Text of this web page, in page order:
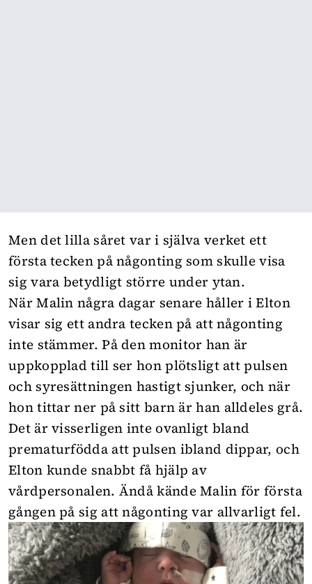
Men det lilla såret var i själva verket ett
första tecken på någonting som skulle visa
sig vara betydligt större under ytan.
När Malin några dagar senare håller i Elton
visar sig ett andra tecken på att någonting
inte stämmer. På den monitor han är
uppkopplad till ser hon plötsligt att pulsen
och syresättningen hastigt sjunker, och när
hon tittar ner på sitt barn är han alldeles grå.
Det är visserligen inte ovanligt bland
prematurfödda att pulsen ibland dippar, och
Elton kunde snabbt få hjälp av
vårdpersonalen. Ändå kände Malin för första
gången på sig att någonting var allvarligt fel.